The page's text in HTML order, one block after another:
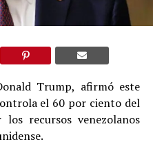
Trump, afirmó este
el 60 por ciento del
recursos venezolanos